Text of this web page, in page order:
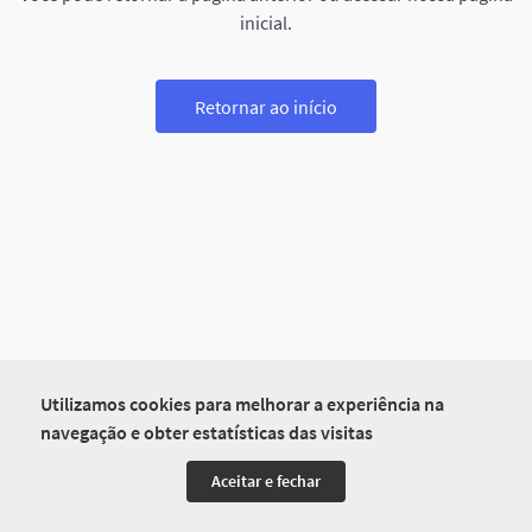
Utilizamos cookies para melhorar a experiência na
navegação e obter estatísticas das visitas
Aceitar e fechar
inicial.
Retornar ao início